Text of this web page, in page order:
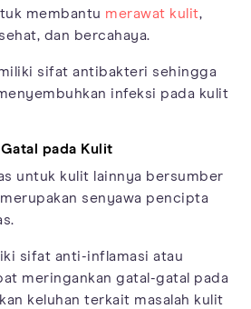
membantu merawat kulit,
dan bercahaya.
sifat antibakteri sehingga
infeksi pada kulit
pada Kulit
untuk kulit lainnya bersumber
senyawa pencipta
sifat anti-inflamasi atau
meringankan gatal-gatal pada
keluhan terkait masalah kulit